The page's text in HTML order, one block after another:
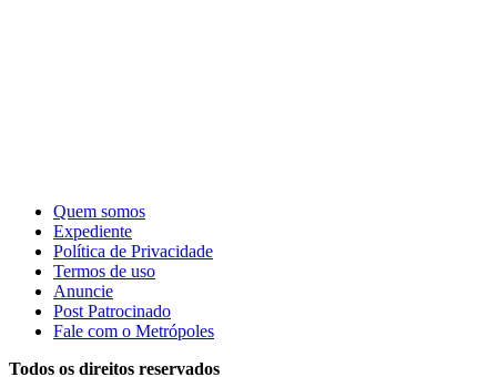
Quem somos
Expediente
Política de Privacidade
Termos de uso
Anuncie
Post Patrocinado
Fale com o Metrópoles
Todos os direitos reservados